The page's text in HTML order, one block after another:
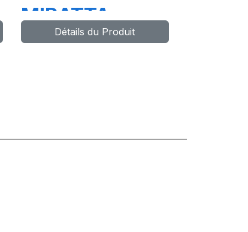
MIRATTA
Détails du Produit